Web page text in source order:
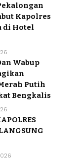
Kapolres
di Hotel
Wabup
Putih
Bengkalis